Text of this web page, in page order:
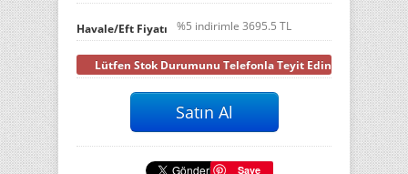
Havale/Eft Fiyatı %5 indirimle 3695.5 TL
Lütfen Stok Durumunu Telefonla Teyit Ediniz
Save